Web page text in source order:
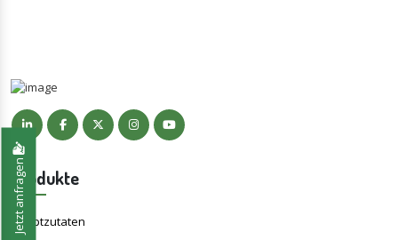
Produkte
Hauptzutaten
Jetzt anfragen